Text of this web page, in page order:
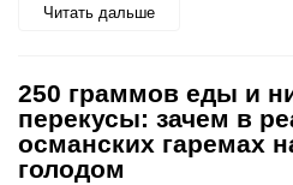
Читать дальше
250 граммов еды и
перекусы: зачем в
османских гаремах
голодом